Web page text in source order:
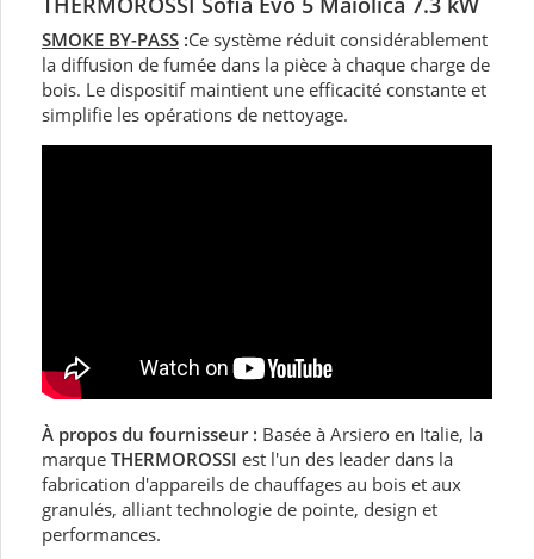
SMOKE BY-PASS :Ce système réduit considérablement
la diffusion de fumée dans la pièce à chaque charge de
bois. Le dispositif maintient une efficacité constante et
simplifie les opérations de nettoyage.
À propos du fournisseur : Basée à Arsiero en Italie, la
marque THERMOROSSI est l'un des leader dans la
fabrication d'appareils de chauffages au bois et aux
granulés, alliant technologie de pointe, design et
performances.